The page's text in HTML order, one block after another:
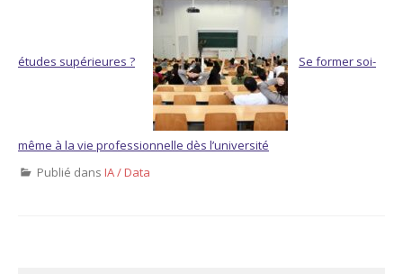
études supérieures ? Se former soi-
même à la vie professionnelle dès l’université
Publié dans IA / Data